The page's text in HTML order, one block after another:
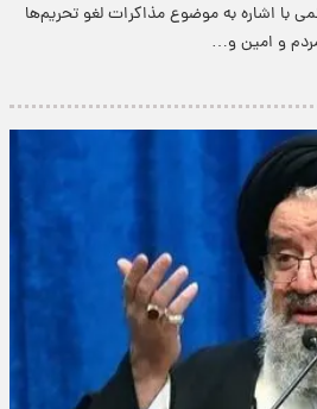
با اشاره به موضوع مذاکرات لغو تحریم‌ها
و امین و…